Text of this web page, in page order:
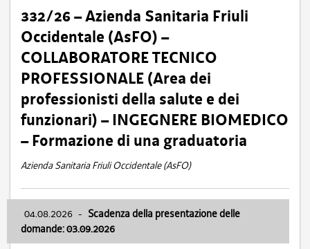
332/26 – Azienda Sanitaria Friuli
Occidentale (AsFO) –
COLLABORATORE TECNICO
PROFESSIONALE (Area dei
professionisti della salute e dei
funzionari) – INGEGNERE BIOMEDICO
– Formazione di una graduatoria
Azienda Sanitaria Friuli Occidentale (AsFO)
04.08.2026 - Scadenza della presentazione delle
domande: 03.09.2026